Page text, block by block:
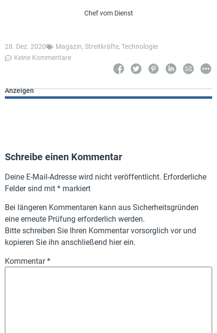
Chef vom Dienst
28. Dez. 2020 Magazin, Streitkräfte, Technologie
Keine Kommentare
Anzeigen
Schreibe einen Kommentar
Deine E-Mail-Adresse wird nicht veröffentlicht. Erforderliche
Felder sind mit * markiert
Bei längeren Kommentaren kann aus Sicherheitsgründen
eine erneute Prüfung erforderlich werden.
Bitte schreiben Sie Ihren Kommentar vorsorglich vor und
kopieren Sie ihn anschließend hier ein.
Kommentar*